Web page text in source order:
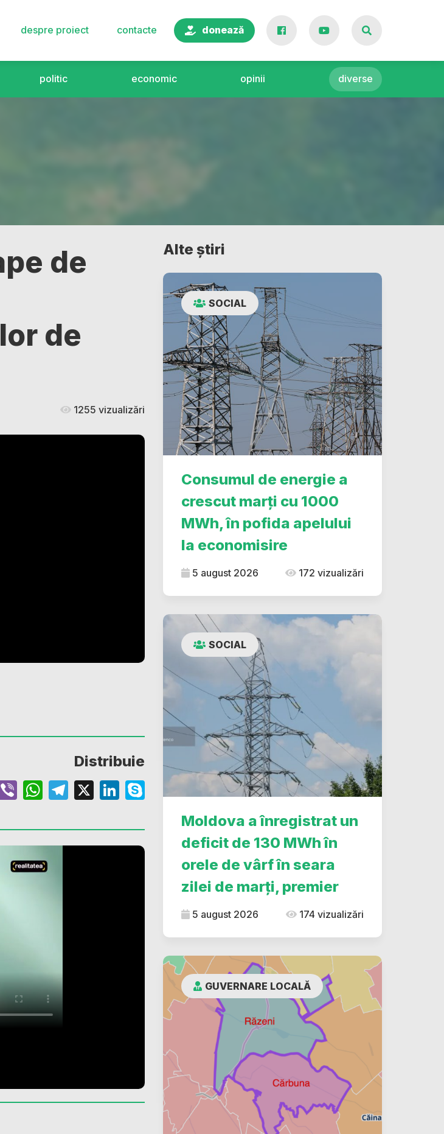
despre proiect contacte donează
politic economic opinii diverse
de
de
1255 vizualizări
Distribuie
ViberWhatsApp
Telegram
X LinkedIn
Skype
Alte știri
SOCIAL
Consumul de energie a
crescut marți cu 1000
MWh, în pofida apelului
la economisire
5 august 2026 172 vizualizări
SOCIAL
Moldova a înregistrat un
deficit de 130 MWh în
orele de vârf în seara
zilei de marți, premier
5 august 2026 174 vizualizări
GUVERNARE LOCALĂ